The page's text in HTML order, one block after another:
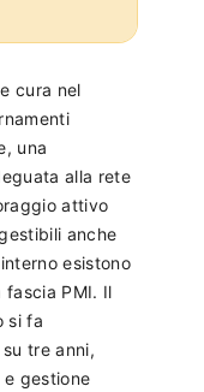
cura nel
una
alla rete
attivo
anche
esistono
fascia PMI. Il
si fa
tre anni,
gestione